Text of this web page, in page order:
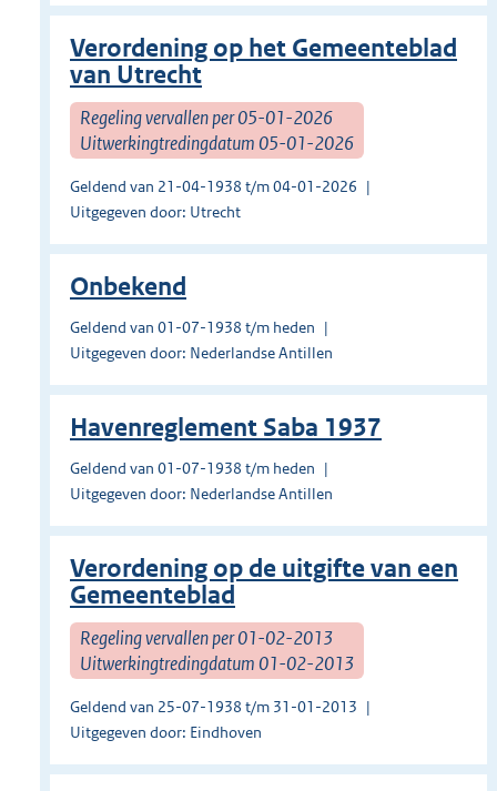
Verordening op het Gemeenteblad
van Utrecht
Regeling vervallen per 05-01-2026
Uitwerkingtredingdatum 05-01-2026
Geldend van 21-04-1938 t/m 04-01-2026
Uitgegeven door: Utrecht
Onbekend
Geldend van 01-07-1938 t/m heden
Uitgegeven door: Nederlandse Antillen
Havenreglement Saba 1937
Geldend van 01-07-1938 t/m heden
Uitgegeven door: Nederlandse Antillen
Verordening op de uitgifte van een
Gemeenteblad
Regeling vervallen per 01-02-2013
Uitwerkingtredingdatum 01-02-2013
Geldend van 25-07-1938 t/m 31-01-2013
Uitgegeven door: Eindhoven